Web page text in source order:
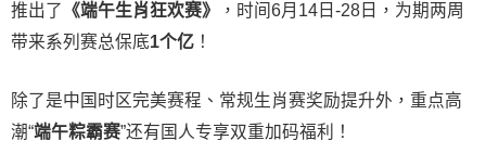
推出了 《端午生肖狂欢赛》
，时间6月14日-28日，为期两周
带来系列赛总保底1个亿 ！
除了是中国时区完美赛程、常规生肖赛奖励提升外，重点高
潮“端午粽霸赛”还有国人专享双重加码福利！